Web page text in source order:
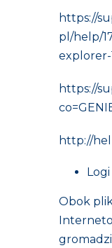
https://
pl/help/
https://
http://
Obok